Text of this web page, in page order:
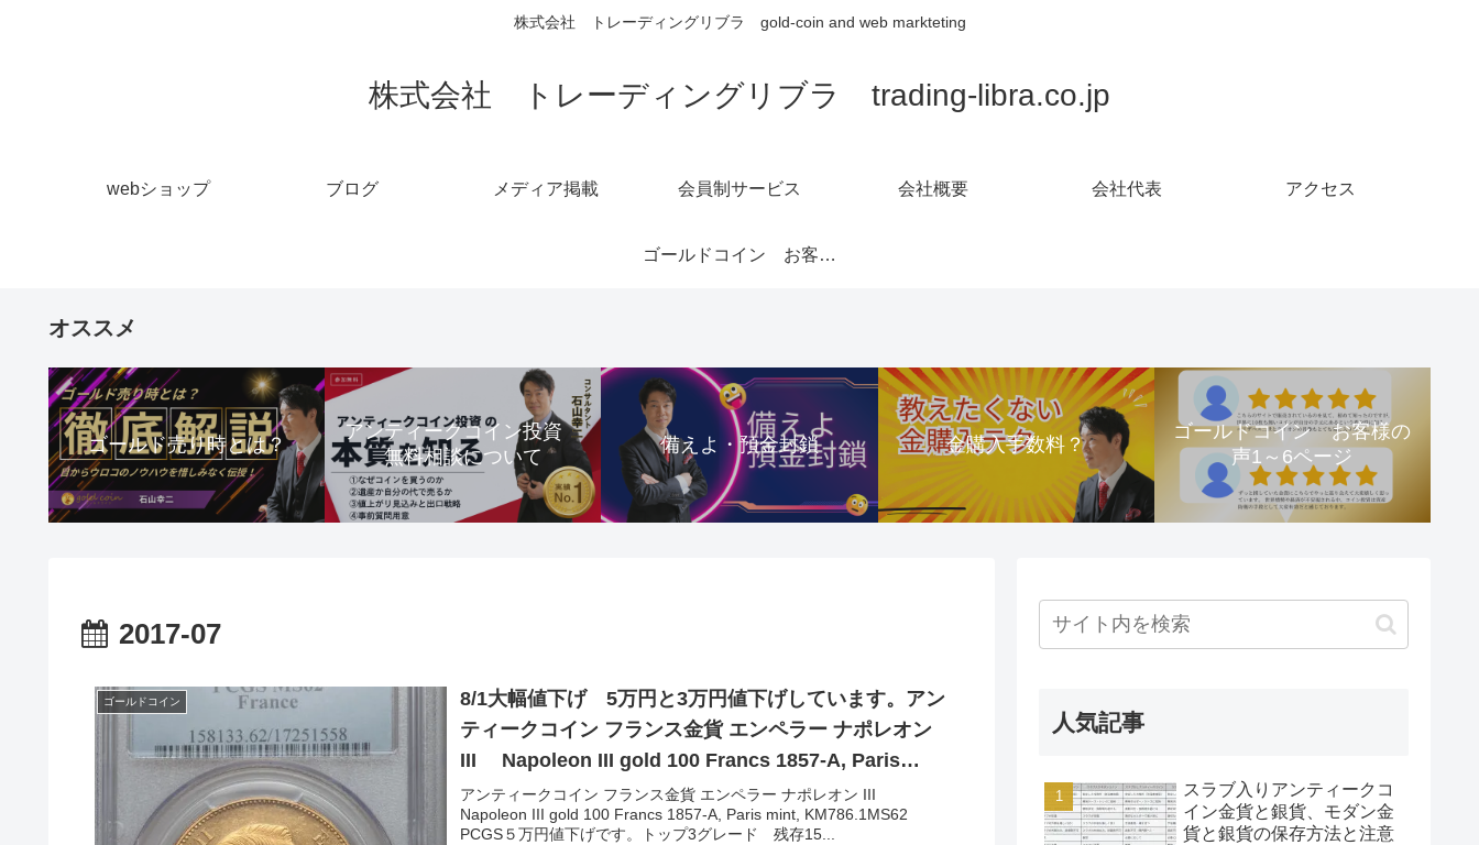
株式会社 トレーディングリブラ gold-coin and web markteting
株式会社 トレーディングリブラ trading-libra.co.jp
webショップ ブログ メディア掲載 会員制サービス 会社概要 会社代表 アクセス
ゴールドコイン お客様の声1～6ページ
オススメ
ゴールド売り時とは？
アンティークコイン投資
無料相談について
備えよ・預金封鎖 金購入手数料？
ゴールドコイン お客様の
声1～6ページ
2017-07
ゴールドコイン
8/1大幅値下げ 5万円と3万円値下げしています。アン
ティークコイン フランス金貨 エンペラー ナポレオン
III Napoleon III gold 100 Francs 1857-A, Paris
mint, KM786.1MS62 PCGS
アンティークコイン フランス金貨 エンペラー ナポレオン III
Napoleon III gold 100 Francs 1857-A, Paris mint, KM786.1MS62
PCGS５万円値下げです。トップ3グレード 残存15...
人気記事
スラブ入りアンティークコ
イン金貨と銀貨、モダン金
貨と銀貨の保存方法と注意